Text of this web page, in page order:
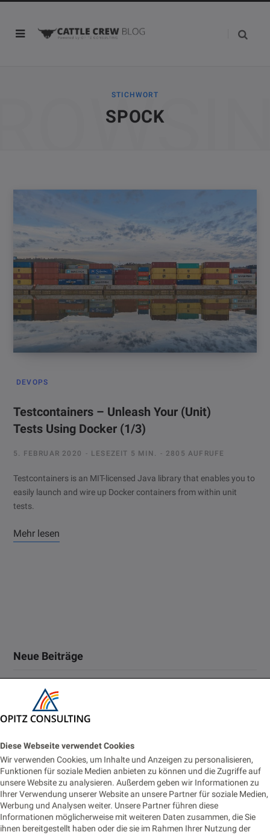
Diese Webseite verwendet Cookies
Wir verwenden Cookies, um Inhalte und Anzeigen zu personalisieren,
Funktionen für soziale Medien anbieten zu können und die Zugriffe auf
unsere Website zu analysieren. Außerdem geben wir Informationen zu
Ihrer Verwendung unserer Website an unsere Partner für soziale Medien,
Werbung und Analysen weiter. Unsere Partner führen diese
Informationen möglicherweise mit weiteren Daten zusammen, die Sie
ihnen bereitgestellt haben oder die sie im Rahmen Ihrer Nutzung der
STICHWORT
SPOCK
DEVOPS
Testcontainers – Unleash Your (Unit)
Tests Using Docker (1/3)
5. FEBRUAR 2020 LESEZEIT 5 MIN. 2805 AUFRUFE
Testcontainers is an MIT-licensed Java library that enables you to
easily launch and wire up Docker containers from within unit
tests.
Mehr lesen
Neue Beiträge
Oracle Forms 14: New Features Every Forms Developer
Should Know
Vom Monitoring zur Fachanwendung: Prometheus-Alerts für
Business-Prozesse nutzbar machen
22. JUNI 2026
Eventbasierte Synchronisation zwischen Monolith und
Cloud-Modul